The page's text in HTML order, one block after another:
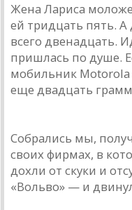
Жена Лариса
ей тридцать пять.
всего двенадцать.
пришлась по душе.
мобильник
еще двадцать
Собрались мы,
своих фирмах, в
дохли от скуки и
«Вольво» — и